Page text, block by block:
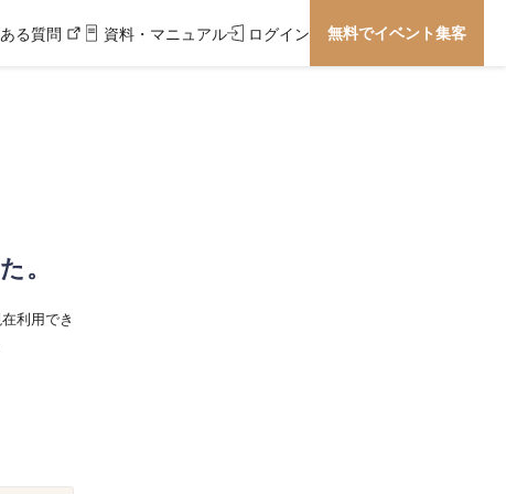
る質問 資料・マニュアル ログイン 無料でイベント集客
。
利用でき